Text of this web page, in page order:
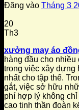
Đăng vào Tháng 3
20
Th3
xưởng may áo
hàng đầu cho
trong việc xây dựng
nhất cho tập thể.
gắt, việc sở hữu
phí hợp lý không
cao tinh thần đoàn